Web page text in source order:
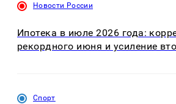
Новости России
Ипотека в июле 2026 года:
рекордного июня и усиление
Спорт